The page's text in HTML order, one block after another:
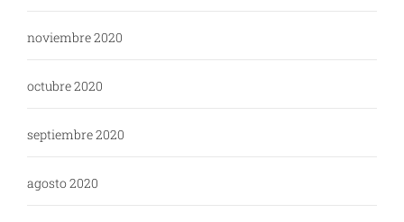
noviembre 2020
octubre 2020
septiembre 2020
agosto 2020